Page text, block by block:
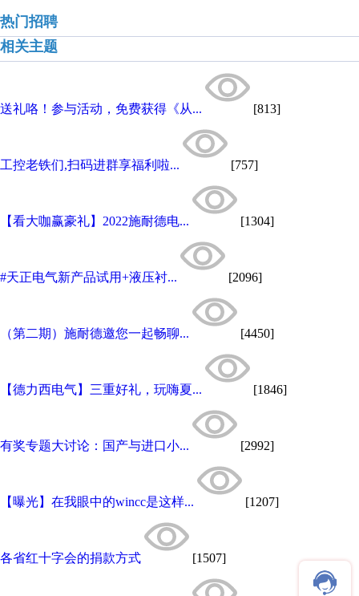
热门招聘
相关主题
送礼咯！参与活动，免费获得《从... [813]
工控老铁们,扫码进群享福利啦... [757]
【看大咖赢豪礼】2022施耐德电... [1304]
#天正电气新产品试用+液压衬... [2096]
（第二期）施耐德邀您一起畅聊... [4450]
【德力西电气】三重好礼，玩嗨夏... [1846]
有奖专题大讨论：国产与进口小... [2992]
【曝光】在我眼中的wincc是这样... [1207]
各省红十字会的捐款方式 [1507]